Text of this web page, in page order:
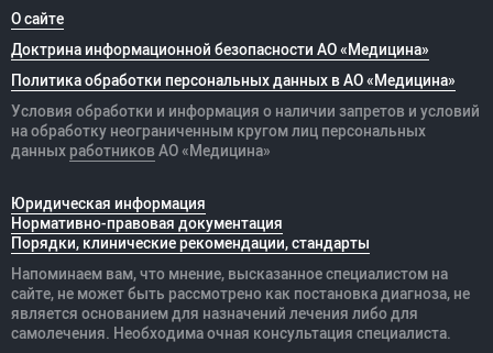
О сайте
Доктрина информационной безопасности АО «Медицина»
Политика обработки персональных данных в АО «Медицина»
Условия обработки и информация о наличии запретов и условий
на обработку неограниченным кругом лиц персональных
данных работников АО «Медицина»
Юридическая информация
Нормативно-правовая документация
Порядки, клинические рекомендации, стандарты
Напоминаем вам, что мнение, высказанное специалистом на
сайте, не может быть рассмотрено как постановка диагноза, не
является основанием для назначений лечения либо для
самолечения. Необходима очная консультация специалиста.